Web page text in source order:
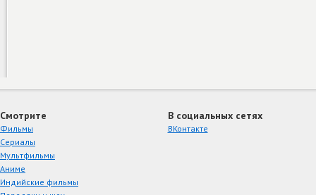
Смотрите
Фильмы
Сериалы
Мультфильмы
Аниме
Индийские фильмы
В социальных сетях
ВКонтакте